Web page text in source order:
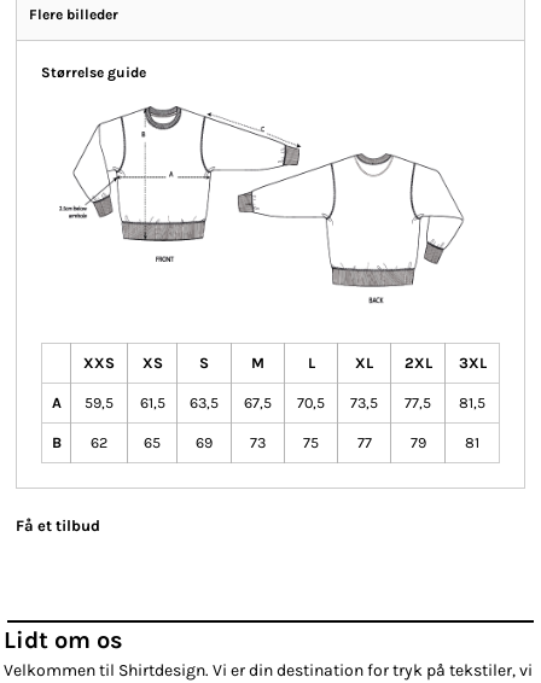
Flere billeder
Størrelse guide
XXS XS S M L XL 2XL 3XL
A 59,5 61,5 63,5 67,5 70,5 73,5 77,5 81,5
B 62 65 69 73 75 77 79 81
Få et tilbud
Lidt om os
Velkommen til Shirtdesign. Vi er din destination for tryk på tekstiler, vi